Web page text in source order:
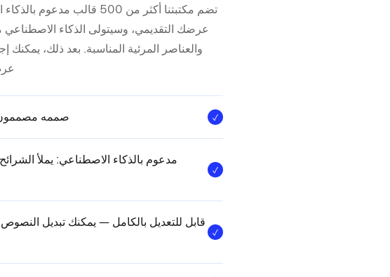
تضم مكتبتنا أكثر من 500
عرضك التقديمي، وسيتولى الذكاء الاصطناعي
والعناصر المرئية المناسبة. بعد ذلك، يمكنك
صممه مصممون
قابل للتعديل بالكامل — يمكنك تبديل